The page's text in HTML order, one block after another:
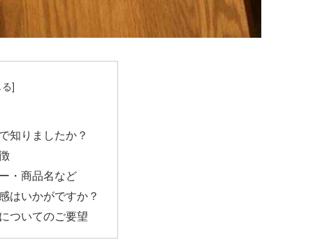
知りましたか？
・商品名など
はいかがですか？
ついてのご要望